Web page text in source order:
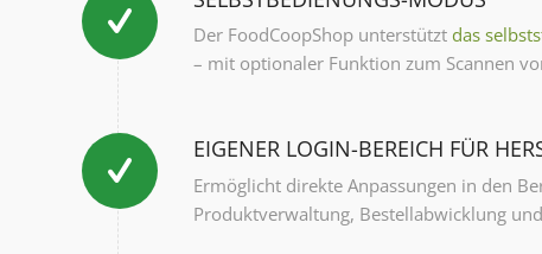
Der FoodCoopShop unterstützt das
– mit optionaler Funktion zum Scannen
EIGENER LOGIN-BEREICH FÜR
Ermöglicht direkte Anpassungen in den
Produktverwaltung, Bestellabwicklung